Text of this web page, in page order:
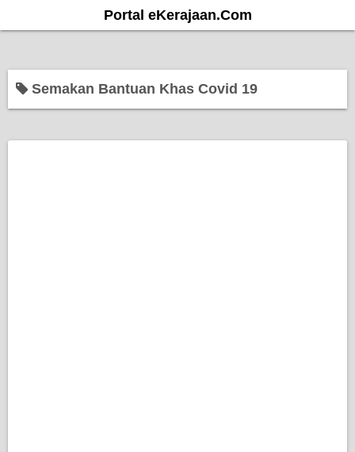
k
Portal eKerajaan.Com
Semakan Bantuan Khas Covid 19